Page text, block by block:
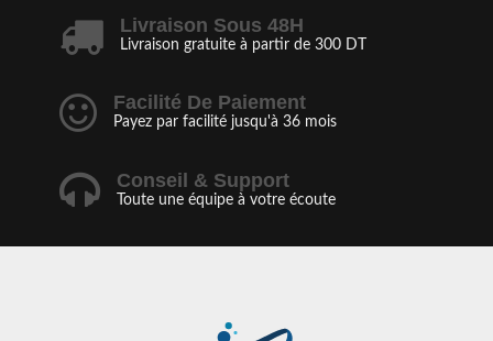
Livraison Sous 48H
Livraison gratuite à partir de 300 DT
Facilité De Paiement
Payez par facilité jusqu'à 36 mois
Conseil & Support
Toute une équipe à votre écoute